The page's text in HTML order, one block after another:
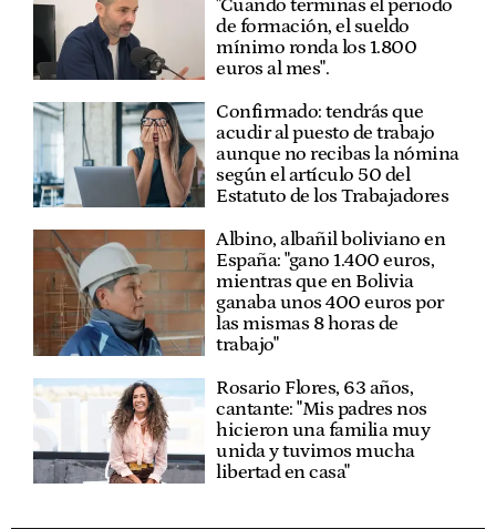
"Cuando terminas el periodo
de formación, el sueldo
mínimo ronda los 1.800
euros al mes".
Confirmado: tendrás que
acudir al puesto de trabajo
aunque no recibas la nómina
según el artículo 50 del
Estatuto de los Trabajadores
Albino, albañil boliviano en
España: "gano 1.400 euros,
mientras que en Bolivia
ganaba unos 400 euros por
las mismas 8 horas de
trabajo"
Rosario Flores, 63 años,
cantante: "Mis padres nos
hicieron una familia muy
unida y tuvimos mucha
libertad en casa"